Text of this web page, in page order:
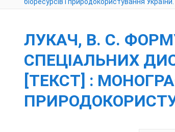
ЛУКАЧ, В. С.
СПЕЦІАЛЬНИХ
[ТЕКСТ] :